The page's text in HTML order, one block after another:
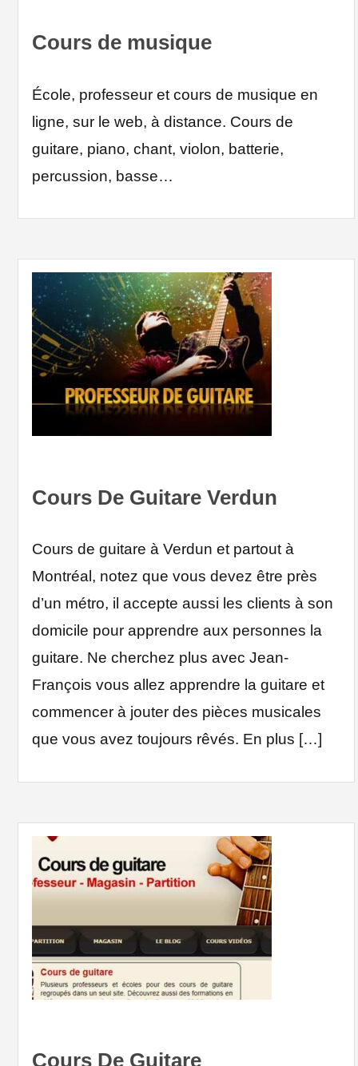
Cours de musique
École, professeur et cours de musique en
ligne, sur le web, à distance. Cours de
guitare, piano, chant, violon, batterie,
percussion, basse…
Cours De Guitare Verdun
Cours de guitare à Verdun et partout à
Montréal, notez que vous devez être près
d’un métro, il accepte aussi les clients à son
domicile pour apprendre aux personnes la
guitare. Ne cherchez plus avec Jean-
François vous allez apprendre la guitare et
commencer à jouter des pièces musicales
que vous avez toujours rêvés. En plus […]
Cours De Guitare